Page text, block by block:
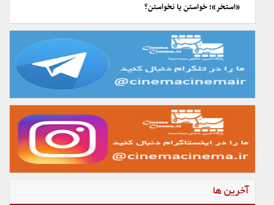
«استخر»؛ خواستن یا نخواستن؟
آخرین ها